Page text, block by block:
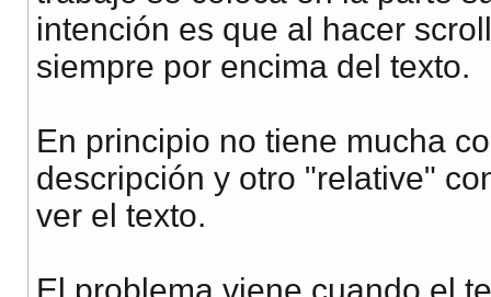
intención es que al hacer
siempre por encima del texto.
En principio no tiene mucha
descripción y otro "relative"
ver el texto.